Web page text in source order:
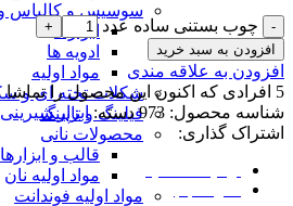
سوسیس و کالباس و
ابزارها
ادویه ها
مواد اولیه
شکلات تخته ای و
فیلینگ و تاپینگ
محصولات نانی
قالب و ابزارها
مواد اولیه نان
مواد اولیه فوندانت
چوب بستنی ساده عدد
افزودن به سبد خرید
افزودن به علاقه مندی
5 افرادی که اکنون این محصول را تماشا
شناسه محصول: 973 دسته: ابزار
اشتراک گذاری: